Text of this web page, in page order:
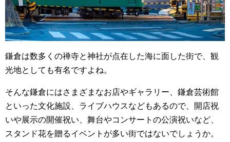
鎌倉は数多くの禅寺と神社が点在した海に面した街で、観
光地としても有名ですよね。
そんな鎌倉にはさまざまなお店やギャラリー、鎌倉芸術館
といった文化施設、ライブハウスなどもあるので、開店祝
いや展示の開催祝い、舞台やコンサートの公演祝いなど、
スタンド花を贈るイベントが多い街ではないでしょうか。